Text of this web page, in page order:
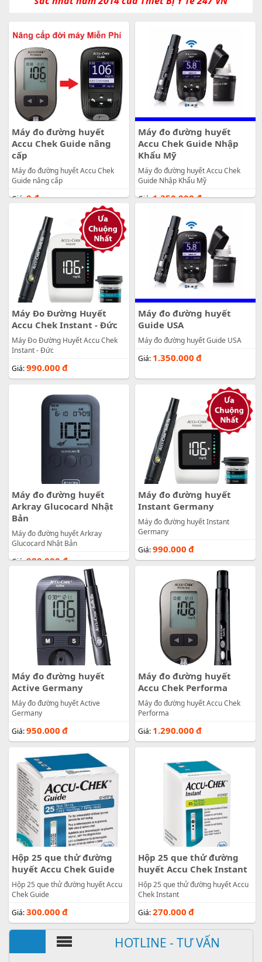
HOTLINE - TƯ VẤN
Máy đo đường huyết
Accu Chek Guide nâng
cấp
Máy đo đường huyết Accu Chek
Guide nâng cấp
Giá:0đ
Máy đo đường huyết
Accu Chek Guide Nhập
Khẩu Mỹ
Máy đo đường huyết Accu Chek
Guide Nhập Khẩu Mỹ
Giá:1.350.000đ
Máy Đo Đường Huyết
Accu Chek Instant - Đức
Máy Đo Đường Huyết Accu Chek
Instant - Đức
Giá:990.000 đ
Máy đo đường huyết
Guide USA
Máy đo đường huyết Guide USA
Giá: 1.350.000 đ
Máy đo đường huyết
Arkray Glucocard Nhật
Bản
Máy đo đường huyết Arkray
Glucocard Nhật Bản
Giá:980.000đ
Máy đo đường huyết
Instant Germany
Máy đo đường huyết Instant
Germany
Giá:990.000 đ
Máy đo đường huyết
Active Germany
Máy đo đường huyết Active
Germany
Giá:950.000 đ
Máy đo đường huyết
Accu Chek Performa
Máy đo đường huyết Accu Chek
Performa
Giá: 1.290.000 đ
Hộp 25 que thử đường
huyết Accu Chek Guide
Hộp 25 que thử đường huyết Accu
Chek Guide
Giá:300.000 đ
Hộp 25 que thử đường
huyết Accu Chek Instant
Hộp 25 que thử đường huyết Accu
Chek Instant
Giá:270.000 đ